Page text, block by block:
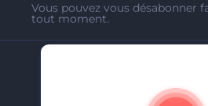
Vous pouvez vous désabonner
tout moment.
A Propos De Nous